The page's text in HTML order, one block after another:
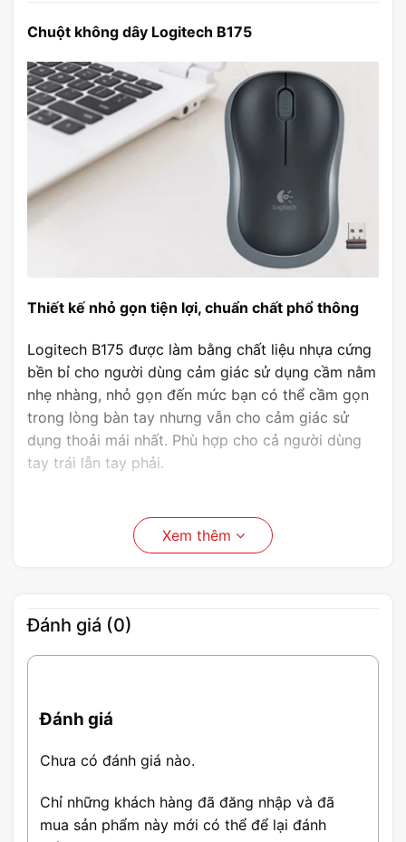
Chuột không dây Logitech B175
Thiết kế nhỏ gọn tiện lợi, chuẩn chất phổ thông
Logitech B175 được làm bằng chất liệu nhựa cứng
bền bỉ cho người dùng cảm giác sử dụng cầm nằm
nhẹ nhàng, nhỏ gọn đến mức bạn có thể cầm gọn
trong lòng bàn tay nhưng vẫn cho cảm giác sử
dụng thoải mái nhất. Phù hợp cho cả người dùng
tay trái lẫn tay phải.
Xem thêm
Đánh giá (0)
Đánh giá
Chưa có đánh giá nào.
Chỉ những khách hàng đã đăng nhập và đã
mua sản phẩm này mới có thể để lại đánh